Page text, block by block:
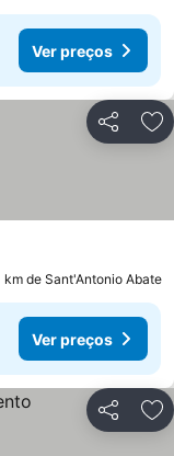
Ver preços
Partilhar
km de Sant'Antonio Abate
Ver preços
Partilhar